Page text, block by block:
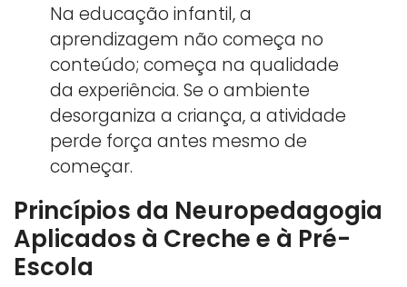
Na educação infantil, a
aprendizagem não começa no
conteúdo; começa na qualidade
da experiência. Se o ambiente
desorganiza a criança, a atividade
perde força antes mesmo de
começar.
Princípios da Neuropedagogia
Aplicados à Creche e à Pré-
Escola